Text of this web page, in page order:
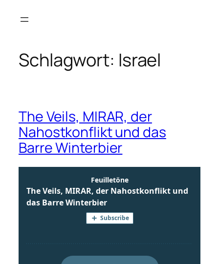
Inhalt
Schlagwort: Israel
The Veils, MIRAR, der
Nahostkonflikt und das
Barre Winterbier